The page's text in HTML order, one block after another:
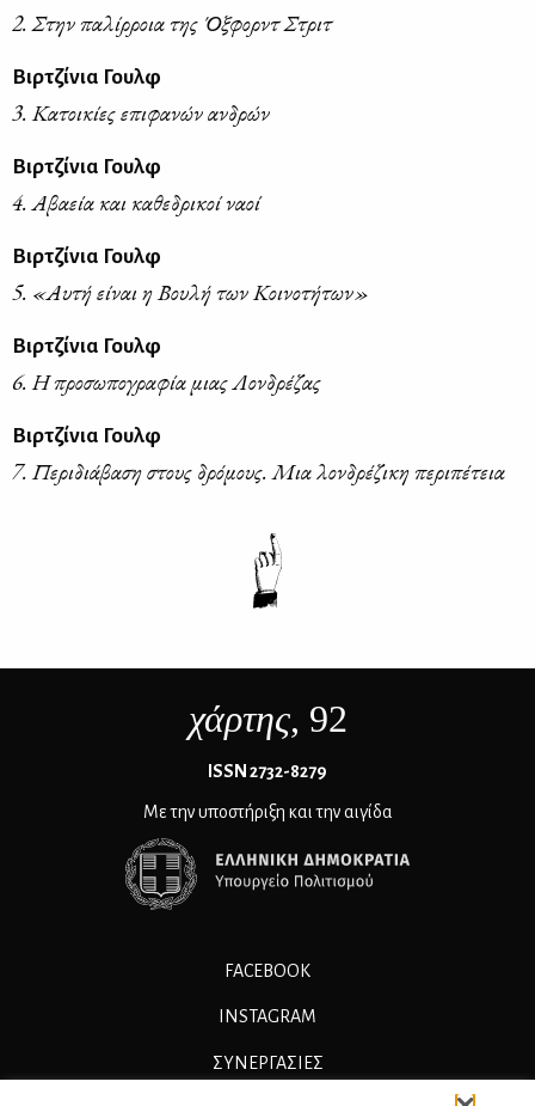
2. Στην παλίρροια της Όξφορντ Στριτ
Βιρτζίνια Γουλφ
3. Κατοικίες επιφανών ανδρών
Βιρτζίνια Γουλφ
4. Αβαεία και καθεδρικοί ναοί
Βιρτζίνια Γουλφ
5. «Αυτή είναι η Βουλή των Κοινοτήτων»
Βιρτζίνια Γουλφ
6. Η προσωπογραφία μιας Λονδρέζας
Βιρτζίνια Γουλφ
7. Περιδιάβαση στους δρόμους. Μια λονδρέζικη περιπέτεια
χάρτης, 92
ΙSSN 2732-8279
Με την υποστήριξη και την αιγίδα
FACEBOOK
INSTAGRAM
ΣΥΝΕΡΓΑΣΊΕΣ